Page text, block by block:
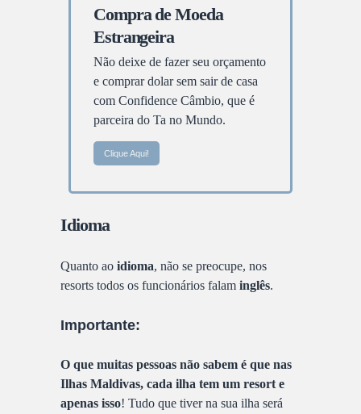
Compra de Moeda
Estrangeira
Não deixe de fazer seu orçamento
e comprar dolar sem sair de casa
com Confidence Câmbio, que é
parceira do Ta no Mundo.
Clique Aqui!
Idioma
Quanto ao idioma, não se preocupe, nos
resorts todos os funcionários falam inglês.
Importante:
O que muitas pessoas não sabem é que nas
Ilhas Maldivas, cada ilha tem um resort e
apenas isso! Tudo que tiver na sua ilha será